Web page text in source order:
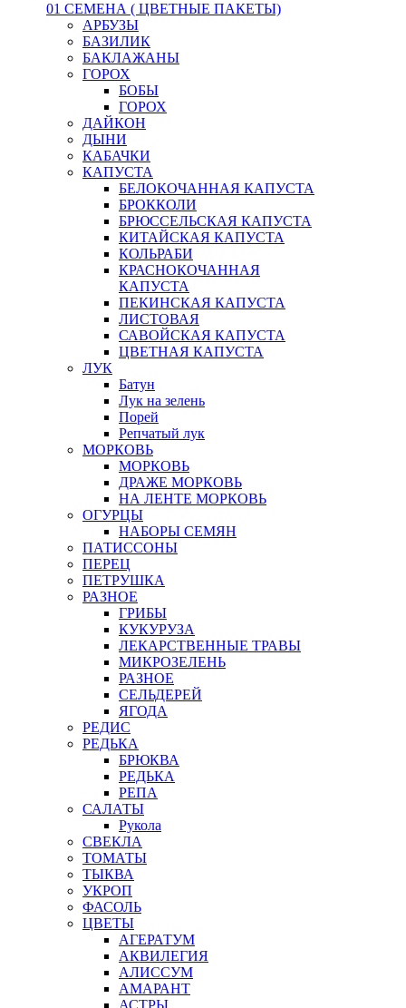
01 СЕМЕНА ( ЦВЕТНЫЕ ПАКЕТЫ)
АРБУЗЫ
БАЗИЛИК
БАКЛАЖАНЫ
ГОРОХ
БОБЫ
ГОРОХ
ДАЙКОН
ДЫНИ
КАБАЧКИ
КАПУСТА
БЕЛОКОЧАННАЯ КАПУСТА
БРОККОЛИ
БРЮССЕЛЬСКАЯ КАПУСТА
КИТАЙСКАЯ КАПУСТА
КОЛЬРАБИ
КРАСНОКОЧАННАЯ
КАПУСТА
ПЕКИНСКАЯ КАПУСТА
ЛИСТОВАЯ
САВОЙСКАЯ КАПУСТА
ЦВЕТНАЯ КАПУСТА
ЛУК
Батун
Лук на зелень
Порей
Репчатый лук
МОРКОВЬ
МОРКОВЬ
ДРАЖЕ МОРКОВЬ
НА ЛЕНТЕ МОРКОВЬ
ОГУРЦЫ
НАБОРЫ СЕМЯН
ПАТИССОНЫ
ПЕРЕЦ
ПЕТРУШКА
РАЗНОЕ
ГРИБЫ
КУКУРУЗА
ЛЕКАРСТВЕННЫЕ ТРАВЫ
МИКРОЗЕЛЕНЬ
РАЗНОЕ
СЕЛЬДЕРЕЙ
ЯГОДА
РЕДИС
РЕДЬКА
БРЮКВА
РЕДЬКА
РЕПА
САЛАТЫ
Рукола
СВЕКЛА
ТОМАТЫ
ТЫКВА
УКРОП
ФАСОЛЬ
ЦВЕТЫ
АГЕРАТУМ
АКВИЛЕГИЯ
АЛИССУМ
АМАРАНТ
АСТРЫ